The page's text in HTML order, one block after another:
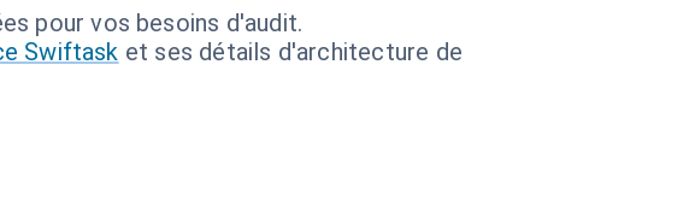
pour vos besoins d'audit.
Swiftask et ses détails d'architecture de